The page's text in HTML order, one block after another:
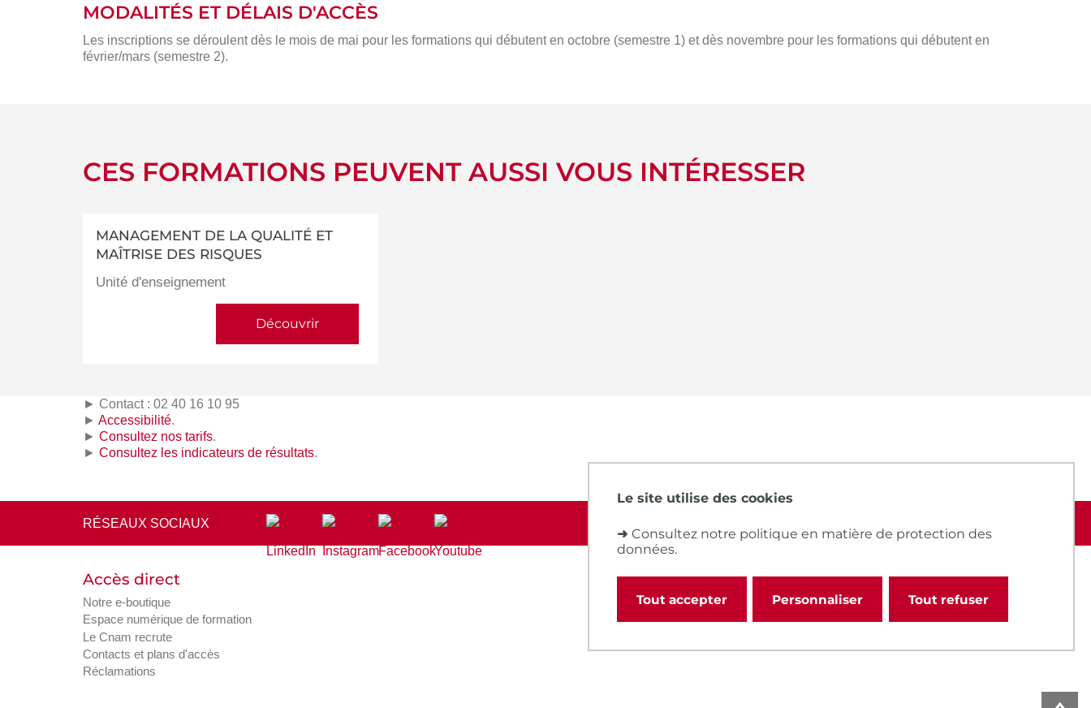
Le site utilise des cookies
➜ Consultez notre politique en matière de protection des
données.
Tout accepter Tout refuser
Personnaliser
MODALITÉS ET DÉLAIS D'ACCÈS
Les inscriptions se déroulent dès le mois de mai pour les formations qui débutent en octobre (semestre 1) et dès novembre pour les formations qui débutent en
février/mars (semestre 2).
CES FORMATIONS PEUVENT AUSSI VOUS INTÉRESSER
MANAGEMENT DE LA QUALITÉ ET
MAÎTRISE DES RISQUES
Unité d'enseignement
Découvrir
► Contact : 02 40 16 10 95
► Accessibilité.
► Consultez nos tarifs.
► Consultez les indicateurs de résultats.
RÉSEAUX SOCIAUX
Accès direct
Notre e-boutique
Espace numérique de formation
Le Cnam recrute
Contacts et plans d'accès
Réclamations